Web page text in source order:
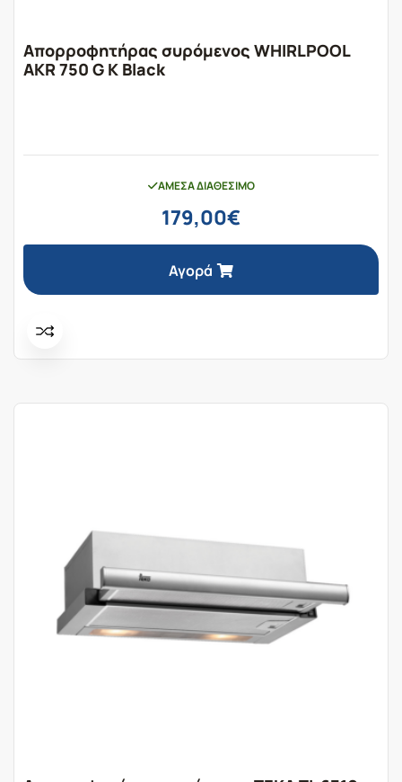
Απορροφητήρας συρόμενος WHIRLPOOL
AKR 750 G K Black
ΆΜΕΣΑ ΔΙΑΘΈΣΙΜΟ
179,00€
Αγορά